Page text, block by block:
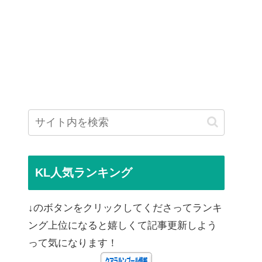
KL人気ランキング
↓のボタンをクリックしてくださってランキ
ング上位になると嬉しくて記事更新しよう
って気になります！